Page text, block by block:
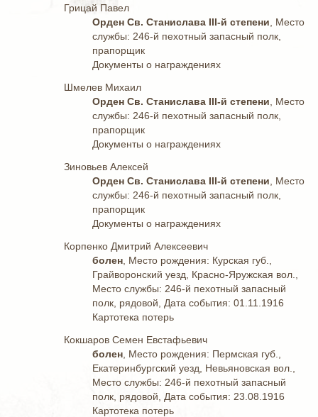
Грицай Павел
Орден Св. Станислава III-й степени , Место
службы: 246-й пехотный запасный полк,
прапорщик
Документы о награждениях
Шмелев Михаил
Орден Св. Станислава III-й степени , Место
службы: 246-й пехотный запасный полк,
прапорщик
Документы о награждениях
Зиновьев Алексей
Орден Св. Станислава III-й степени , Место
службы: 246-й пехотный запасный полк,
прапорщик
Документы о награждениях
Корпенко Дмитрий Алексеевич
болен , Место рождения: Курская губ.,
Грайворонский уезд, Красно-Яружская вол.,
Место службы: 246-й пехотный запасный
полк, рядовой, Дата события: 01.11.1916
Картотека потерь
Кокшаров Семен Евстафьевич
болен , Место рождения: Пермская губ.,
Екатеринбургский уезд, Невьяновская вол.,
Место службы: 246-й пехотный запасный
полк, рядовой, Дата события: 23.08.1916
Картотека потерь